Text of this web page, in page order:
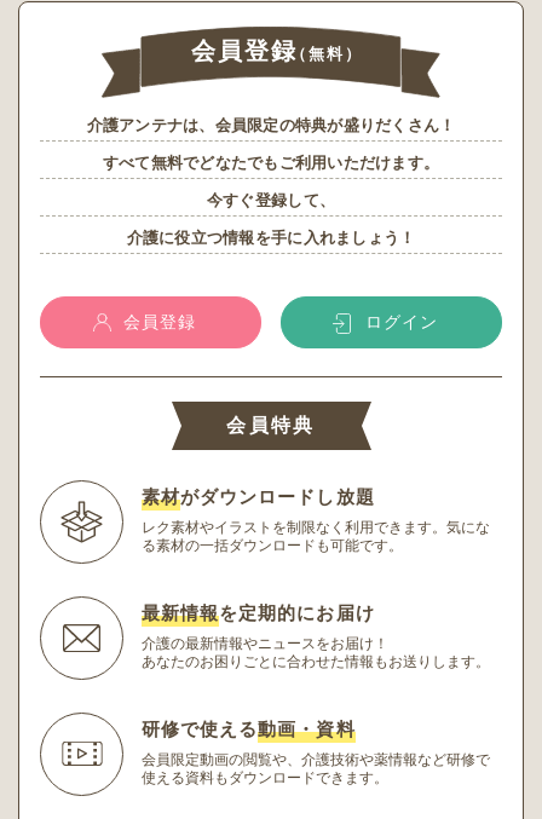
会員登録（無料）
介護アンテナは、会員限定の特典が盛りだくさん！
すべて無料でどなたでもご利用いただけます。
今すぐ登録して、
介護に役立つ情報を手に入れましょう！
会員登録 ログイン
会員特典
素材がダウンロードし放題
レク素材やイラストを制限なく利用できます。 気にな
る素材の一括ダウンロードも可能です。
最新情報を定期的にお届け
介護の最新情報やニュースをお届け！
あなたのお困りごとに合わせた情報もお送りします。
研修で使える動画・資料
会員限定動画の閲覧や、介護技術や薬情報など研修で
使える資料もダウンロードできます。